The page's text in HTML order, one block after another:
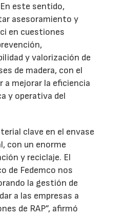
este sentido,
asesoramiento y
en cuestiones
y valorización de
de madera, con el
mejorar la eficiencia
y operativa del
clave en el envase
con un enorme
y reciclaje. El
de Fedemco nos
la gestión de
a las empresas a
de RAP”, afirmó